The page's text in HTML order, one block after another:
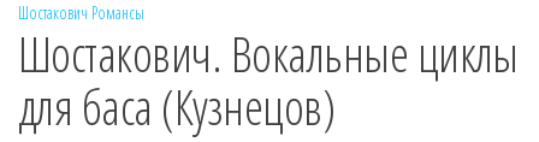
Шостакович Романсы
Шостакович. Вокальные циклы
для баса (Кузнецов)